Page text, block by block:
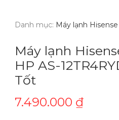
Danh mục: Máy lạnh Hisense
Máy lạnh
HP AS-
Tốt
7.490.000 ₫